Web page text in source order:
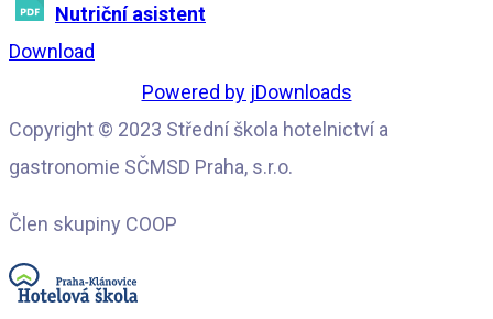
Nutriční asistent
Download
Powered by jDownloads
Copyright © 2023 Střední škola hotelnictví a
gastronomie SČMSD Praha, s.r.o.
Člen skupiny COOP